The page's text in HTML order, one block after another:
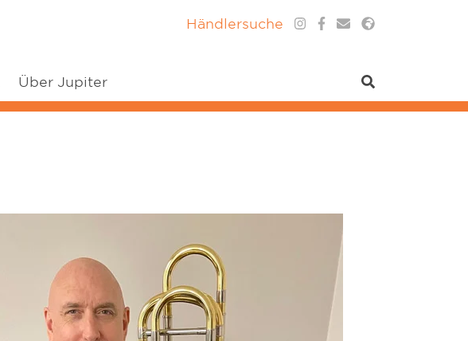
Über Jupiter
Händlersuche